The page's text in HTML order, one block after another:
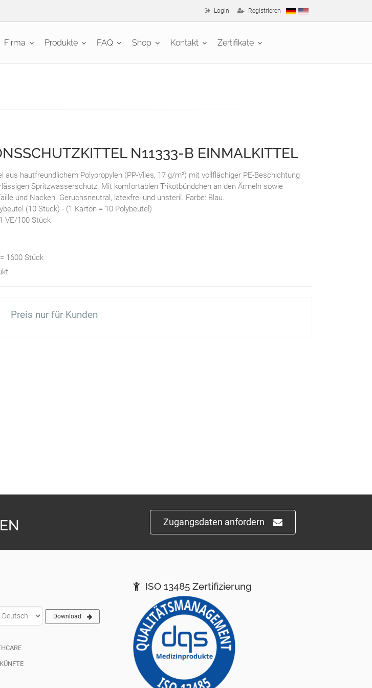
Login Registrieren
Firma Produkte FAQ Shop Kontakt Zertifikate
N11333-B EINMALKITTEL
aus hautfreundlichem Polypropylen (PP-Vlies, 17 g/m²) mit vollflächiger PE-Beschichtung
Spritzwasserschutz. Mit komfortablen Trikotbündchen an den Ärmeln sowie
und Nacken. Geruchsneutral, latexfrei und unsteril. Farbe: Blau.
(10 Stück) - (1 Karton = 10 Polybeutel)
VE/100 Stück
1600 Stück
Preis nur für Kunden
Zugangsdaten anfordern
Download
ISO 13485 Zertifizierung